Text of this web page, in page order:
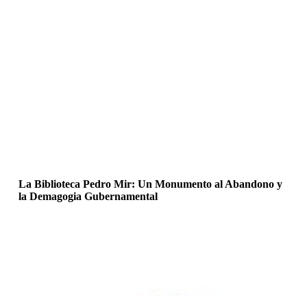
La Biblioteca Pedro Mir: Un Monumento al Abandono y
la Demagogia Gubernamental